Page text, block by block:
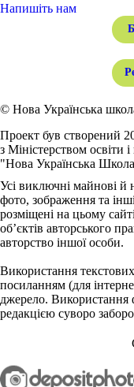
Напишіть нам
© Нова Українська
Проект був створений
з Міністерством освіти
"Нова Українська
Усі виключні майнові й
фото, зображення та
розміщені на цьому
об’єктів авторського
авторство іншої особи.
Використання
посиланням (для
джерело. Використання
редакцією суворо